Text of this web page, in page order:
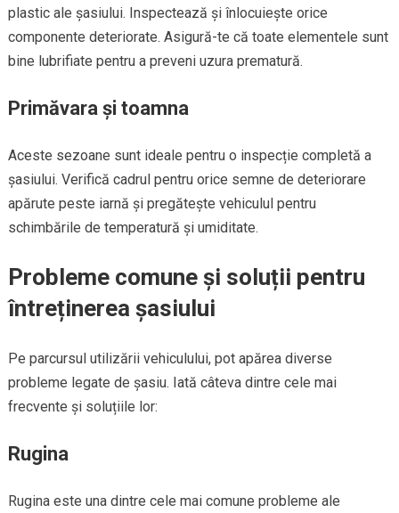
plastic ale șasiului. Inspectează și înlocuiește orice
componente deteriorate. Asigură-te că toate elementele sunt
bine lubrifiate pentru a preveni uzura prematură.
Primăvara și toamna
Aceste sezoane sunt ideale pentru o inspecție completă a
șasiului. Verifică cadrul pentru orice semne de deteriorare
apărute peste iarnă și pregătește vehiculul pentru
schimbările de temperatură și umiditate.
Probleme comune și soluții pentru
întreținerea șasiului
Pe parcursul utilizării vehiculului, pot apărea diverse
probleme legate de șasiu. Iată câteva dintre cele mai
frecvente și soluțiile lor:
Rugina
Rugina este una dintre cele mai comune probleme ale